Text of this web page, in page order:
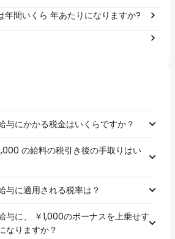
年間いくら 年あたりになりますか?
与にかかる税金はいくらですか？
の給料の税引き後の手取りはい
与に適用される税率は？
与に、 ￥1,000のボーナスを上乗せす
なりますか？